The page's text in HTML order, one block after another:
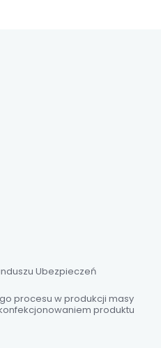
Ubezpieczeń
procesu w produkcji masy
produktu